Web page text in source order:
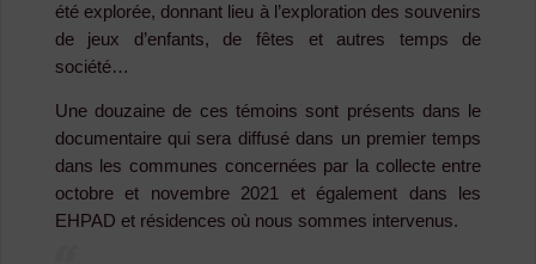
été explorée, donnant lieu à l’exploration des souvenirs
de jeux d’enfants, de fêtes et autres temps de
société…
Une douzaine de ces témoins sont présents dans le
documentaire qui sera diffusé dans un premier temps
dans les communes concernées par la collecte entre
octobre et novembre 2021 et également dans les
EHPAD et résidences où nous sommes intervenus.